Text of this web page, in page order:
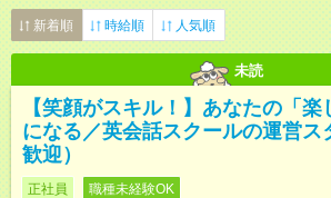
新着順 時給順 人気順
未読
【笑顔がスキル！】あなたの「
になる／英会話スクールの運営ス
歓迎）
正社員 職種未経験OK